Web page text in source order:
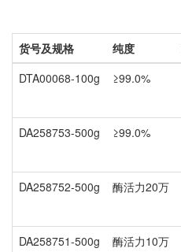
货号及规格 纯度
DTA00068-100g
≥99.0%
DA258753-500g ≥99.0%
DA258752-500g 酶活力20万
DA258751-500g 酶活力10万